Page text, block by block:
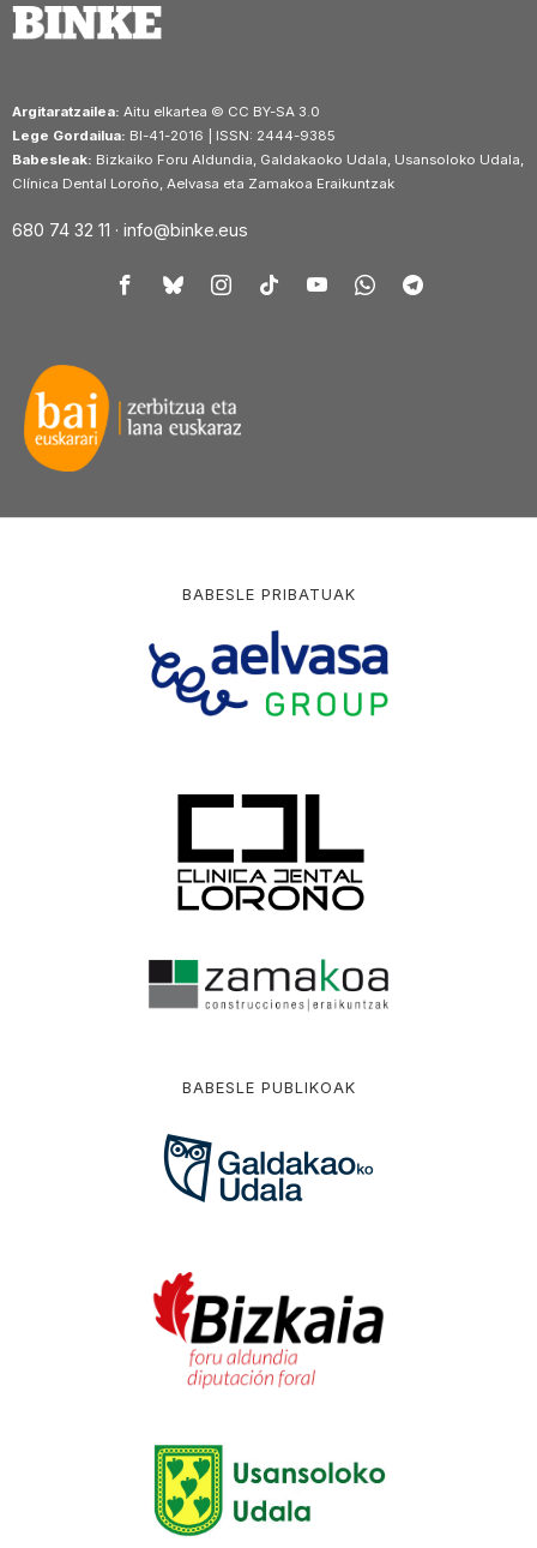
Argitaratzailea: Aitu elkartea © CC BY-SA 3.0
Lege Gordailua: BI-41-2016 | ISSN: 2444-9385
Babesleak: Bizkaiko Foru Aldundia, Galdakaoko Udala, Usansoloko Udala,
Clínica Dental Loroño, Aelvasa eta Zamakoa Eraikuntzak
680 74 32 11 · info@binke.eus
BABESLE PRIBATUAK
BABESLE PUBLIKOAK